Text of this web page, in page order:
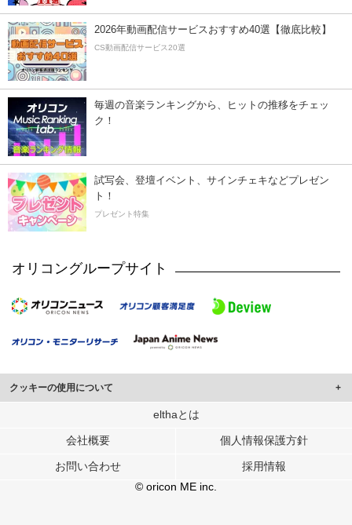
2026年動画配信サービスおすすめ40選【徹底比較】
CS動画配信サービス20選
毎週の音楽ランキングから、ヒットの推移をチェッ
ク！
試写会、登壇イベント、サインチェキなどプレゼン
ト！
プレゼント特集
オリコングループサイト
クッキーの使用について
このサイトでは Cookie を使用して、ユーザーに合わせたコンテンツや広告の
行っています。
メディアや広告配信、データ解析の各パートナーに提供しています。
各パートナーは、この情報とユーザーが各パートナーに提供した他の情報や、
ユーザーが各パートナーのサービスを使用したときに収集した他の情報を組み
elthaとは
会社概要 個人情報保護方針
お問い合わせ
採用情報
© oricon ME inc.